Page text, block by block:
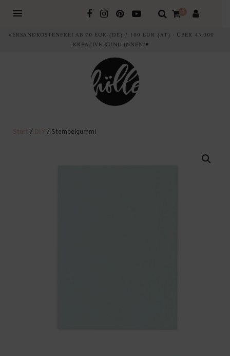
0
VERSANDKOSTENFREI AB 70 EUR (DE) / 100 EUR (AT) · ÜBER 43.000
KREATIVE KUND:INNEN ♥
Start / DIY / Stempelgummi